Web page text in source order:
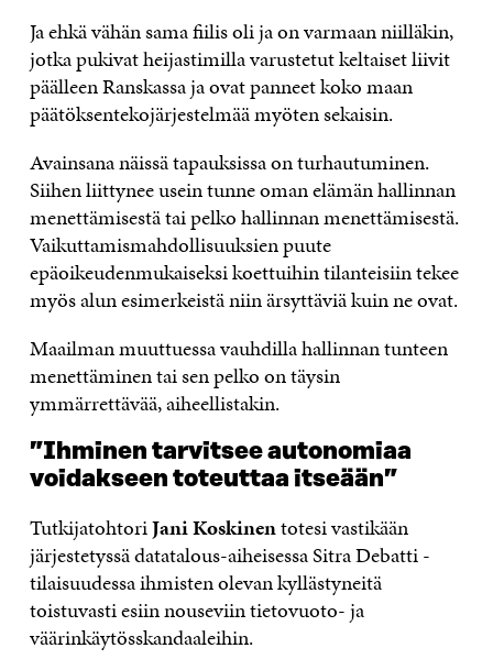
Ja ehkä vähän sama fiilis oli ja on varmaan niilläkin,
jotka pukivat heijastimilla varustetut keltaiset liivit
päälleen Ranskassa ja ovat panneet koko maan
päätöksentekojärjestelmää myöten sekaisin.
Avainsana näissä tapauksissa on turhautuminen.
Siihen liittynee usein tunne oman elämän hallinnan
menettämisestä tai pelko hallinnan menettämisestä.
Vaikuttamismahdollisuuksien puute
epäoikeudenmukaiseksi koettuihin tilanteisiin tekee
myös alun esimerkeistä niin ärsyttäviä kuin ne ovat.
Maailman muuttuessa vauhdilla hallinnan tunteen
menettäminen tai sen pelko on täysin
ymmärrettävää, aiheellistakin.
”Ihminen tarvitsee autonomiaa
voidakseen toteuttaa itseään”
TutkijatohtoriJani Koskinentotesi vastikään
järjestetyssä datatalous-aiheisessa Sitra Debatti -
tilaisuudessa ihmisten olevan kyllästyneitä
toistuvasti esiin nouseviin tietovuoto- ja
väärinkäytösskandaaleihin.